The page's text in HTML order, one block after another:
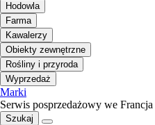
Hodowla
Farma
Kawalerzy
Obiekty zewnętrzne
Rośliny i przyroda
Wyprzedaż
Marki
Serwis posprzedażowy we Francja
Szukaj